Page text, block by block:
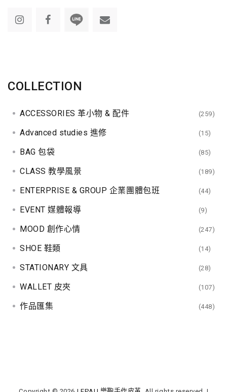
COLLECTION
ACCESSORIES 革小物 & 配件 (259)
Advanced studies 進修 (15)
BAG 包袋 (85)
CLASS 教學風景 (189)
ENTERPRISE & GROUP 企業團體包班 (44)
EVENT 媒體報導 (9)
MOOD 創作心情 (247)
SHOE 鞋類 (14)
STATIONARY 文具 (28)
WALLET 皮夾 (107)
作品匯集 (448)